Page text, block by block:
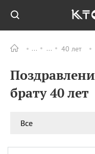
40 лет
брату 40 лет
Все